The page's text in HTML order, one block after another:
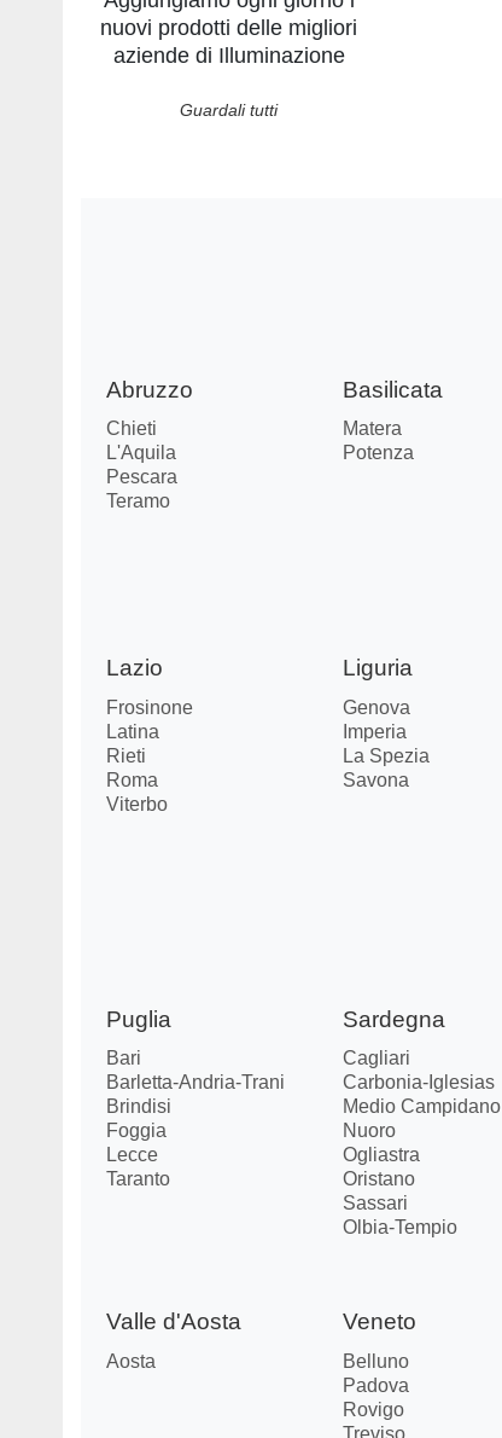
nuovi prodotti delle migliori
aziende di Illuminazione
Guardali tutti
Abruzzo
Chieti
L'Aquila
Pescara
Teramo
Basilicata
Matera
Potenza
Lazio
Frosinone
Latina
Rieti
Roma
Viterbo
Liguria
Genova
Imperia
La Spezia
Savona
Puglia
Bari
Barletta-Andria-Trani
Brindisi
Foggia
Lecce
Taranto
Sardegna
Cagliari
Carbonia-Iglesias
Medio Campidano
Nuoro
Ogliastra
Oristano
Sassari
Olbia-Tempio
Valle d'Aosta
Aosta
Veneto
Belluno
Padova
Rovigo
Treviso